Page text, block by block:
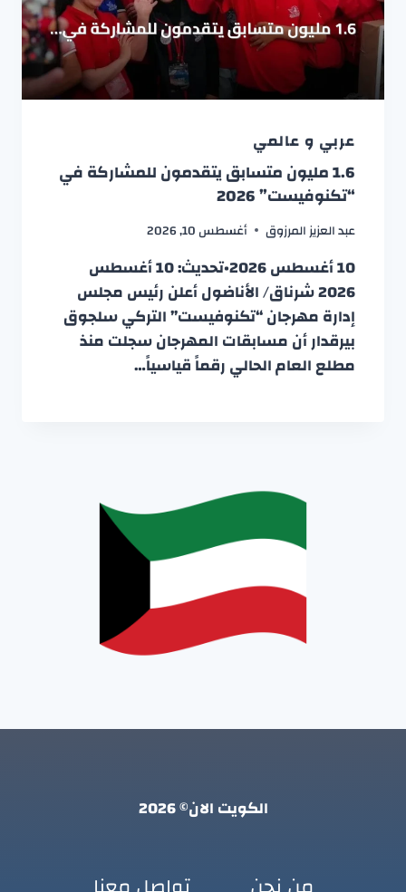
عربي و عالمي
1.6 مليون متسابق يتقدمون للمشاركة في
“تكنوفيست” 2026
عبد العزيز المرزوق أغسطس 10, 2026
10 أغسطس 2026•تحديث: 10 أغسطس
2026 شرناق/ الأناضول أعلن رئيس مجلس
إدارة مهرجان “تكنوفيست” التركي سلجوق
بيرقدار أن مسابقات المهرجان سجلت منذ
مطلع العام الحالي رقماً قياسياً…
الكويت الان© 2026